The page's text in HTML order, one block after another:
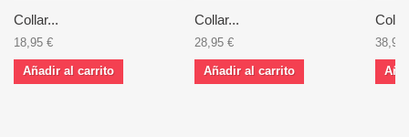
Collar...
18,95 €
Añadir al carrito
Collar...
28,95 €
Añadir al carrito
38,95